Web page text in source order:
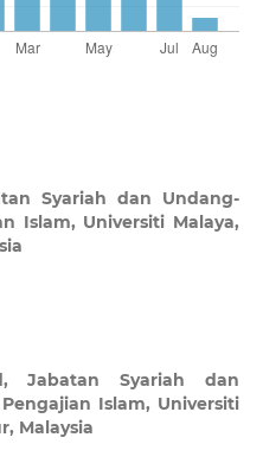
Syariah dan Undang-
Islam, Universiti Malaya,
Jabatan Syariah dan
Islam, Universiti
Malaysia